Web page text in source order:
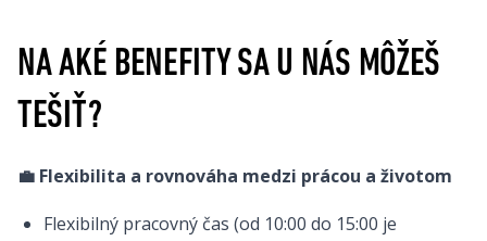
NA AKÉ BENEFITY SA U NÁS MÔŽEŠ
TEŠIŤ?
💼 Flexibilita a rovnováha medzi prácou a životom
Flexibilný pracovný čas (od 10:00 do 15:00 je